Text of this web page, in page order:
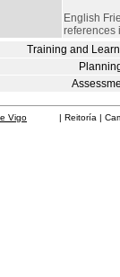
English
references
Training and
Vigo | Reitoría |